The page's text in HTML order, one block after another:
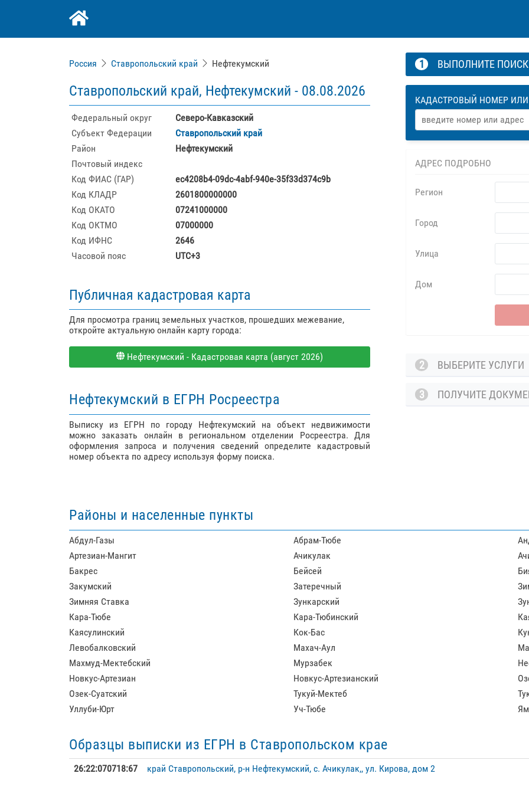
Россия Ставропольский край Нефтекумский
Ставропольский край, Нефтекумский - 08.08.2026
Федеральный округ
Северо-Кавказский
Субъект Федерации
Ставропольский край
Район
Нефтекумский
Почтовый индекс
Код ФИАС (ГАР)
ec4208b4-09dc-4abf-940e-35f33d374c9b
Код КЛАДР
2601800000000
Код ОКАТО
07241000000
Код ОКТМО
07000000
Код ИФНС
2646
Часовой пояс
UTC+3
Публичная кадастровая карта
Для просмотра границ земельных участков, прошедших межевание,
откройте актуальную онлайн карту города:
Нефтекумский - Кадастровая карта (август 2026)
Нефтекумский в ЕГРН Росреестра
Выписку из ЕГРН по городу Нефтекумский на объект недвижимости
можно заказать онлайн в региональном отделении Росреестра. Для
оформления запроса и получения сведений определите кадастровый
номер объекта по адресу используя форму поиска.
1 ВЫПОЛНИТЕ ПОИСК
КАДАСТРОВЫЙ НОМЕР
АДРЕС ПОДРОБНО
Регион
Город
Улица
Дом
2 ВЫБЕРИТЕ УСЛУГИ
3 ПОЛУЧИТЕ
Районы и населенные пункты
Абдул-Газы Абрам-Тюбе
Артезиан-Мангит
Ачикулак
Бакрес
Бейсей
Закумский
Затеречный
Зимняя Ставка
Зункарский
Кара-Тюбе
Кара-Тюбинский
Каясулинский
Кок-Бас
Левобалковский
Махач-Аул
Махмуд-Мектебский
Мурзабек
Новкус-Артезиан
Новкус-Артезианский
Озек-Суатский
Тукуй-Мектеб
Уллуби-Юрт
Уч-Тюбе
Образцы выписки из ЕГРН в Ставропольском крае
26:22:070718:67 край Ставропольский, р-н Нефтекумский, с. Ачикулак,, ул. Кирова, дом 2